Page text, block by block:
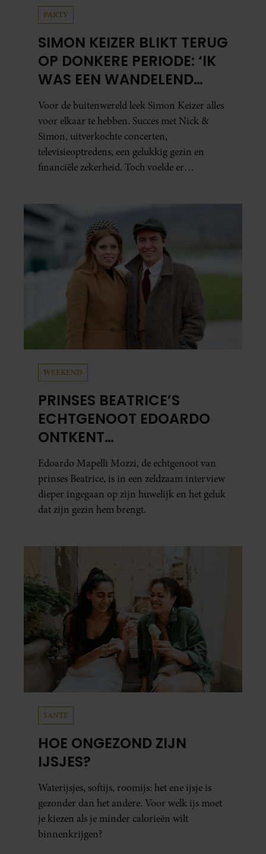
PARTY
SIMON KEIZER BLIKT TERUG
OP DONKERE PERIODE: ‘IK
WAS EEN WANDELEND
HOOFD’
Voor de buitenwereld leek Simon Keizer alles
voor elkaar te hebben. Succes met Nick &
Simon, uitverkochte concerten,
televisieoptredens, een gelukkig gezin en
financiële zekerheid. Toch voelde er
vertelt de zanger dat hij lange tijd vooral
overleefde en steeds verder van zijn gevoel
verwijderd raakte.
WEEKEND
PRINSES BEATRICE’S
ECHTGENOOT EDOARDO
ONTKENT
HUWELIJKSPROBLEMEN
Edoardo Mapelli Mozzi, de echtgenoot van
prinses Beatrice, is in een zeldzaam interview
dieper ingegaan op zijn huwelijk en het geluk
dat zijn gezin hem brengt.
SANTE
HOE ONGEZOND ZIJN
IJSJES?
Waterijsjes, softijs, roomijs: het ene ijsje is
gezonder dan het andere. Voor welk ijs moet
je kiezen als je minder calorieën wilt
binnenkrijgen?